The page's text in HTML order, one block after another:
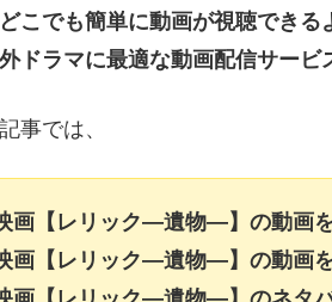
こでも簡単に動画が視聴できる
ドラマに最適な動画配信サービ
事では、
画【レリック―遺物―】の動画
画【レリック―遺物―】の動画